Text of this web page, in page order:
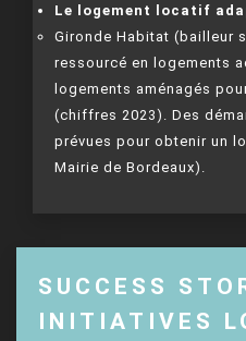
Le logement locatif
Gironde Habitat (bailleur
ressourcé en logements
logements aménagés
(chiffres 2023). Des
prévues pour obtenir un
Mairie de Bordeaux).
SUCCESS
INITIATIVES